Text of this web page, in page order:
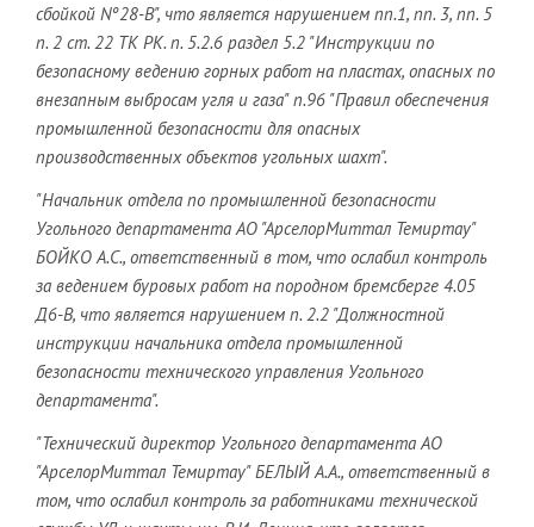
сбойкой Nº28-В", что является нарушением пп.1, пп. 3, пп. 5
п. 2 ст. 22 ТК РК. п. 5.2.6 раздел 5.2 "Инструкции по
безопасному ведению горных работ на пластах, опасных по
внезапным выбросам угля и газа" п.96 "Правил обеспечения
промышленной безопасности для опасных
производственных объектов угольных шахт".
"Начальник отдела по промышленной безопасности
Угольного департамента АО "АрселорМиттал Темиртау"
БОЙКО А.С., ответственный в том, что ослабил контроль
за ведением буровых работ на породном бремсберге 4.05
Д6-В, что является нарушением п. 2.2 "Должностной
инструкции начальника отдела промышленной
безопасности технического управления Угольного
департамента".
"Технический директор Угольного департамента АО
"АрселорМиттал Темиртау" БЕЛЫЙ А.А., ответственный в
том, что ослабил контроль за работниками технической